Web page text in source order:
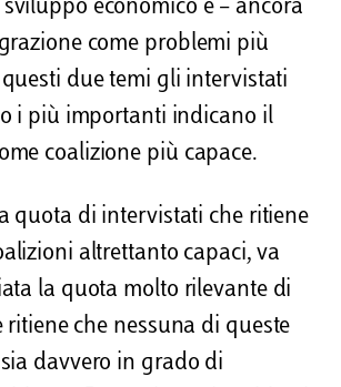
economico e – ancora
come problemi più
due temi gli intervistati
i più importanti indicano il
coalizione più capace.
quota di intervistati che ritiene
altrettanto capaci, va
la quota molto rilevante di
che nessuna di queste
davvero in grado di